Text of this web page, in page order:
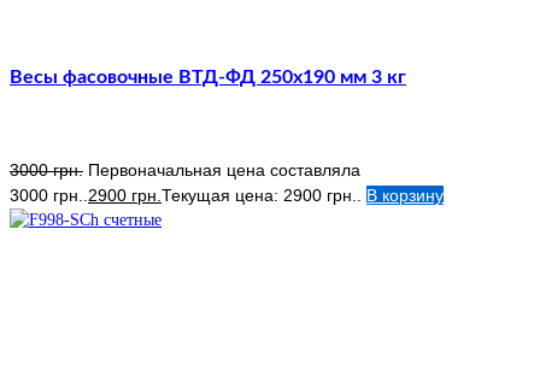
Весы фасовочные ВТД-ФД 250х190 мм 3 кг
3000грн. Первоначальная цена составляла
3000 грн..2900 грн.Текущая цена: 2900 грн.. В корзину